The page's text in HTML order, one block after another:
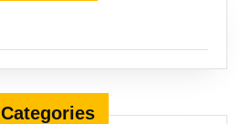
Categories